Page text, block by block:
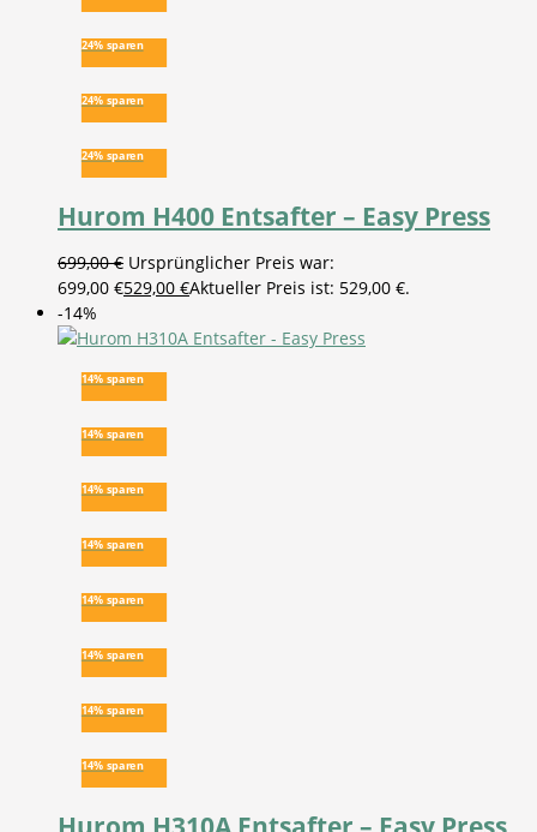
24% sparen
24% sparen
24% sparen
Hurom H400 Entsafter – Easy Press
699,00€ Ursprünglicher Preis war:
699,00 €529,00 €Aktueller Preis ist: 529,00 €.
-14%
14% sparen
14% sparen
14% sparen
14% sparen
14% sparen
14% sparen
14% sparen
14% sparen